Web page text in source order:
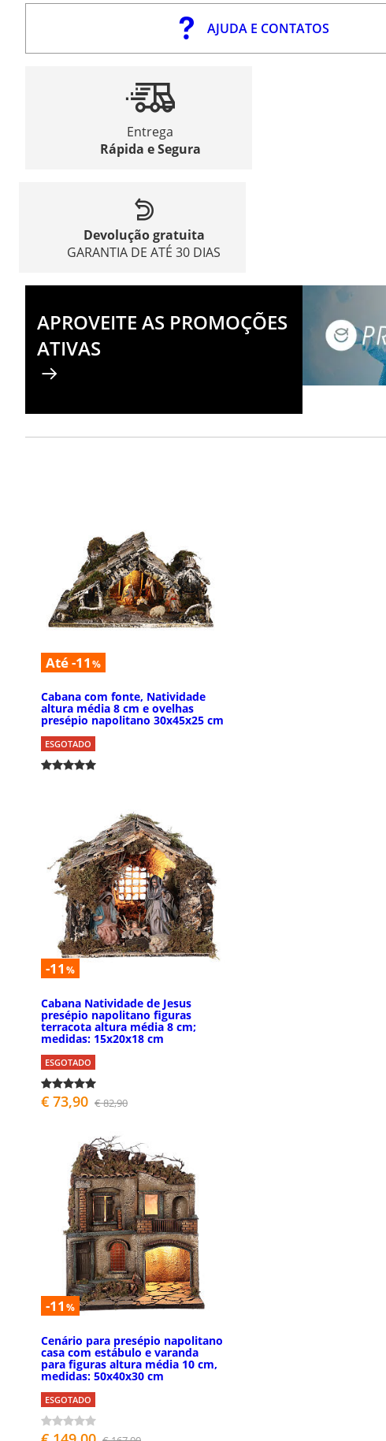
AJUDA E CONTATOS
Entrega
Rápida e Segura
Devolução gratuita
GARANTIA DE ATÉ 30 DIAS
APROVEITE AS PROMOÇÕES
ATIVAS
Até -11 %
Cabana com fonte, Natividade
altura média 8 cm e ovelhas
presépio napolitano 30x45x25 cm
ESGOTADO
-11 %
Cabana Natividade de Jesus
presépio napolitano figuras
terracota altura média 8 cm;
medidas: 15x20x18 cm
ESGOTADO
€ 73,90 € 82,90
-11 %
Cenário para presépio napolitano
casa com estábulo e varanda
para figuras altura média 10 cm,
medidas: 50x40x30 cm
ESGOTADO